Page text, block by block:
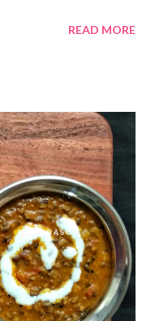
😃😃😃 चला आज पाहूया घरी
* काळी मिरी पावडर ... १/२
ठेवा. * नंतर मुग डाळ,
READ MORE